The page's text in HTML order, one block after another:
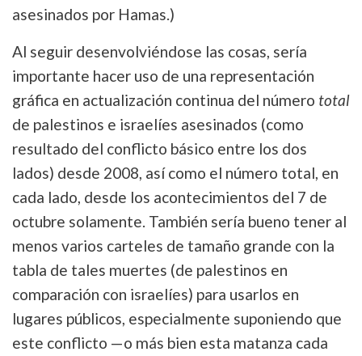
asesinados por Hamas.)
Al seguir desenvolviéndose las cosas, sería
importante hacer uso de una representación
gráfica en actualización continua del número total
de palestinos e israelíes asesinados (como
resultado del conflicto básico entre los dos
lados) desde 2008, así como el número total, en
cada lado, desde los acontecimientos del 7 de
octubre solamente. También sería bueno tener al
menos varios carteles de tamaño grande con la
tabla de tales muertes (de palestinos en
comparación con israelíes) para usarlos en
lugares públicos, especialmente suponiendo que
este conflicto —o más bien esta matanza cada